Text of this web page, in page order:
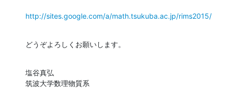
http://sites.google.com/a/math.tsukuba.ac.jp/rims2015/
どうぞよろしくお願いします。
塩谷真弘
筑波大学数理物質系